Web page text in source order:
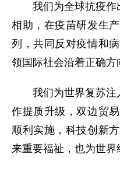
我们为全球抗疫作
相助，在疫苗研发生
列，共同反对疫情和
领国际社会沿着正确方
我们为世界复苏注
作提质升级，双边贸
顺利实施，科技创新
来重要福祉，也为世界